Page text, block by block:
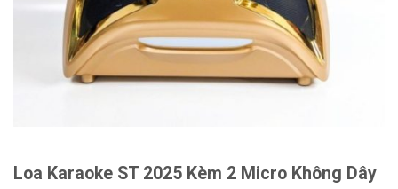
Loa Karaoke ST 2025 Kèm 2 Micro Không Dây